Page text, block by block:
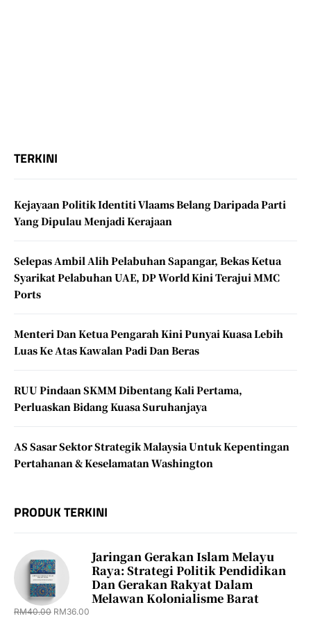
TERKINI
Kejayaan Politik Identiti Vlaams Belang Daripada Parti
Yang Dipulau Menjadi Kerajaan
Selepas Ambil Alih Pelabuhan Sapangar, Bekas Ketua
Syarikat Pelabuhan UAE, DP World Kini Terajui MMC
Ports
Menteri Dan Ketua Pengarah Kini Punyai Kuasa Lebih
Luas Ke Atas Kawalan Padi Dan Beras
RUU Pindaan SKMM Dibentang Kali Pertama,
Perluaskan Bidang Kuasa Suruhanjaya
AS Sasar Sektor Strategik Malaysia Untuk Kepentingan
Pertahanan & Keselamatan Washington
PRODUK TERKINI
Jaringan Gerakan Islam Melayu
Raya: Strategi Politik Pendidikan
Dan Gerakan Rakyat Dalam
Melawan Kolonialisme Barat
RM40.00 RM36.00